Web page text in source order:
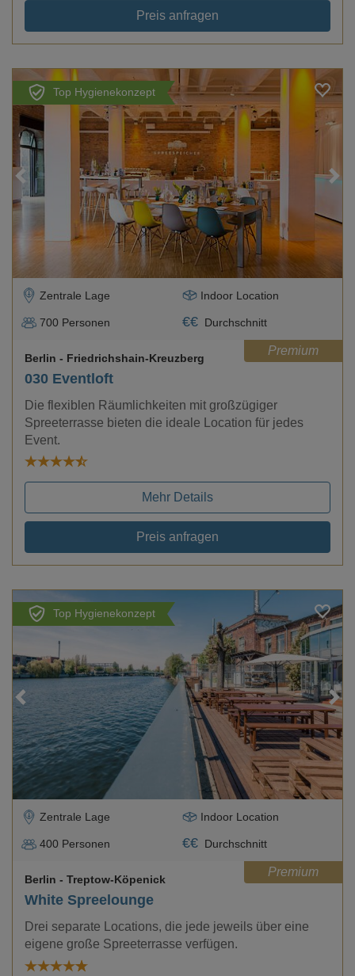
Preis anfragen
Top Hygienekonzept
Loading...
Zentrale Lage Indoor Location
700 Personen €€ Durchschnitt
Premium
030 Eventloft
Berlin - Friedrichshain-Kreuzberg
Die flexiblen Räumlichkeiten mit großzügiger
Spreeterrasse bieten die ideale Location für jedes
Event.
Mehr Details
Preis anfragen
Top Hygienekonzept
Loading...
Zentrale Lage Indoor Location
400 Personen €€ Durchschnitt
Premium
White Spreelounge
Berlin - Treptow-Köpenick
Drei separate Locations, die jede jeweils über eine
eigene große Spreeterrasse verfügen.